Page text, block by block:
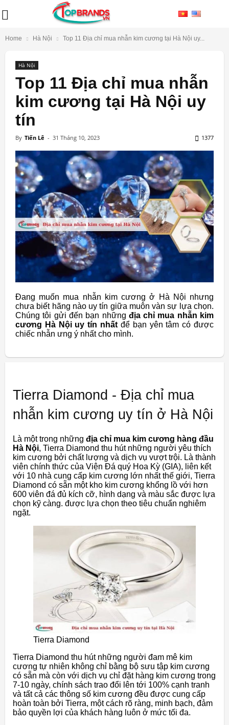
Home Hà Nội Top 11 Địa chỉ mua nhẫn kim cương tại Hà Nội uy...
Hà Nội
Top 11 Địa chỉ mua nhẫn
kim cương tại Hà Nội uy
tín
By Tiến Lê - 31 Tháng 10, 2023 1377
Đang muốn mua nhẫn kim cương ở Hà Nội nhưng
chưa biết hãng nào uy tín giữa muôn vàn sự lựa chọn.
Chúng tôi gửi đến bạn những địa chỉ mua nhẫn kim
cương Hà Nội uy tín nhất để bạn yên tâm có được
chiếc nhẫn ưng ý nhất cho mình.
Tierra Diamond - Địa chỉ mua
nhẫn kim cương uy tín ở Hà Nội
Là một trong những địa chỉ mua kim cương hàng đầu
Hà Nội, Tierra Diamond thu hút những người yêu thích
kim cương bởi chất lượng và dịch vụ vượt trội. Là thành
viên chính thức của Viện Đá quý Hoa Kỳ (GIA), liên kết
với 10 nhà cung cấp kim cương lớn nhất thế giới, Tierra
Diamond có sẵn một kho kim cương khổng lồ với hơn
600 viên đá đủ kích cỡ, hình dạng và màu sắc được lựa
chọn kỹ càng. được lựa chọn theo tiêu chuẩn nghiêm
ngặt.
Tierra Diamond
Tierra Diamond thu hút những người đam mê kim
cương tự nhiên không chỉ bằng bộ sưu tập kim cương
có sẵn mà còn với dịch vụ chỉ đặt hàng kim cương trong
7-10 ngày, chính sách trao đổi lên tới 100% cạnh tranh
và tất cả các thông số kim cương đều được cung cấp
hoàn toàn bởi Tierra, một cách rõ ràng, minh bạch, đảm
bảo quyền lợi của khách hàng luôn ở mức tối đa.